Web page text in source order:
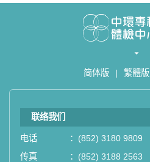
简体版 | 繁體版
联络我们
电话 ： (852) 3180 9809
传真
： (852) 3188 2563